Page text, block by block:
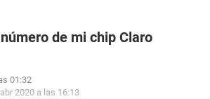
de mi chip Claro
01:32
2020 a las 16:13